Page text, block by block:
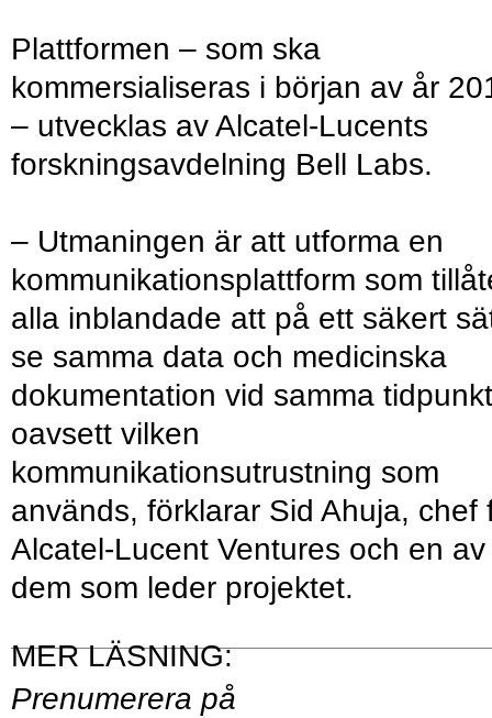
Plattformen – som ska
kommersialiseras i början av år
– utvecklas av Alcatel-Lucents
forskningsavdelning Bell Labs.
– Utmaningen är att utforma en
kommunikationsplattform som
alla inblandade att på ett säkert
se samma data och medicinska
dokumentation vid samma tidpunkt
oavsett vilken
kommunikationsutrustning som
används, förklarar Sid Ahuja, chef
Alcatel-Lucent Ventures och en av
dem som leder projektet.
Prenumerera på